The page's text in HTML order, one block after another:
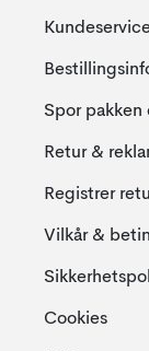
Spor pakken
Retur &
Registrer
Vilkår &
Cookies